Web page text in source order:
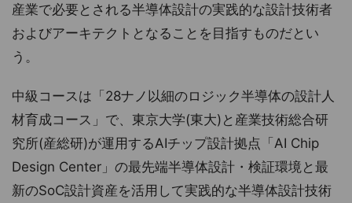
産業で必要とされる半導体設計の実践的な設計技術者
およびアーキテクトとなることを目指すものだとい
う。
中級コースは「28ナノ以細のロジック半導体の設計人
材育成コース」で、東京大学(東大)と産業技術総合研
究所(産総研)が運用するAIチップ設計拠点「AI Chip
Design Center」の最先端半導体設計・検証環境と最
新のSoC設計資産を活用して実践的な半導体設計技術